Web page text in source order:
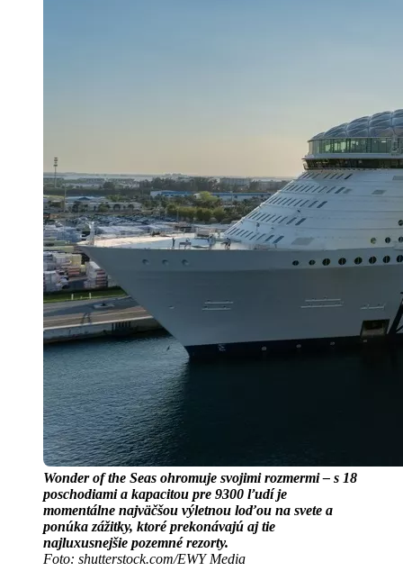
Wonder of the Seas ohromuje svojimi rozmermi – s 18
poschodiami a kapacitou pre 9300 ľudí je
momentálne najväčšou výletnou loďou na svete a
ponúka zážitky, ktoré prekonávajú aj tie
najluxusnejšie pozemné rezorty.
Foto: shutterstock.com/EWY Media